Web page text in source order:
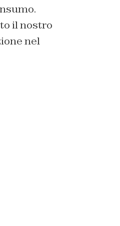
il nostro
nel